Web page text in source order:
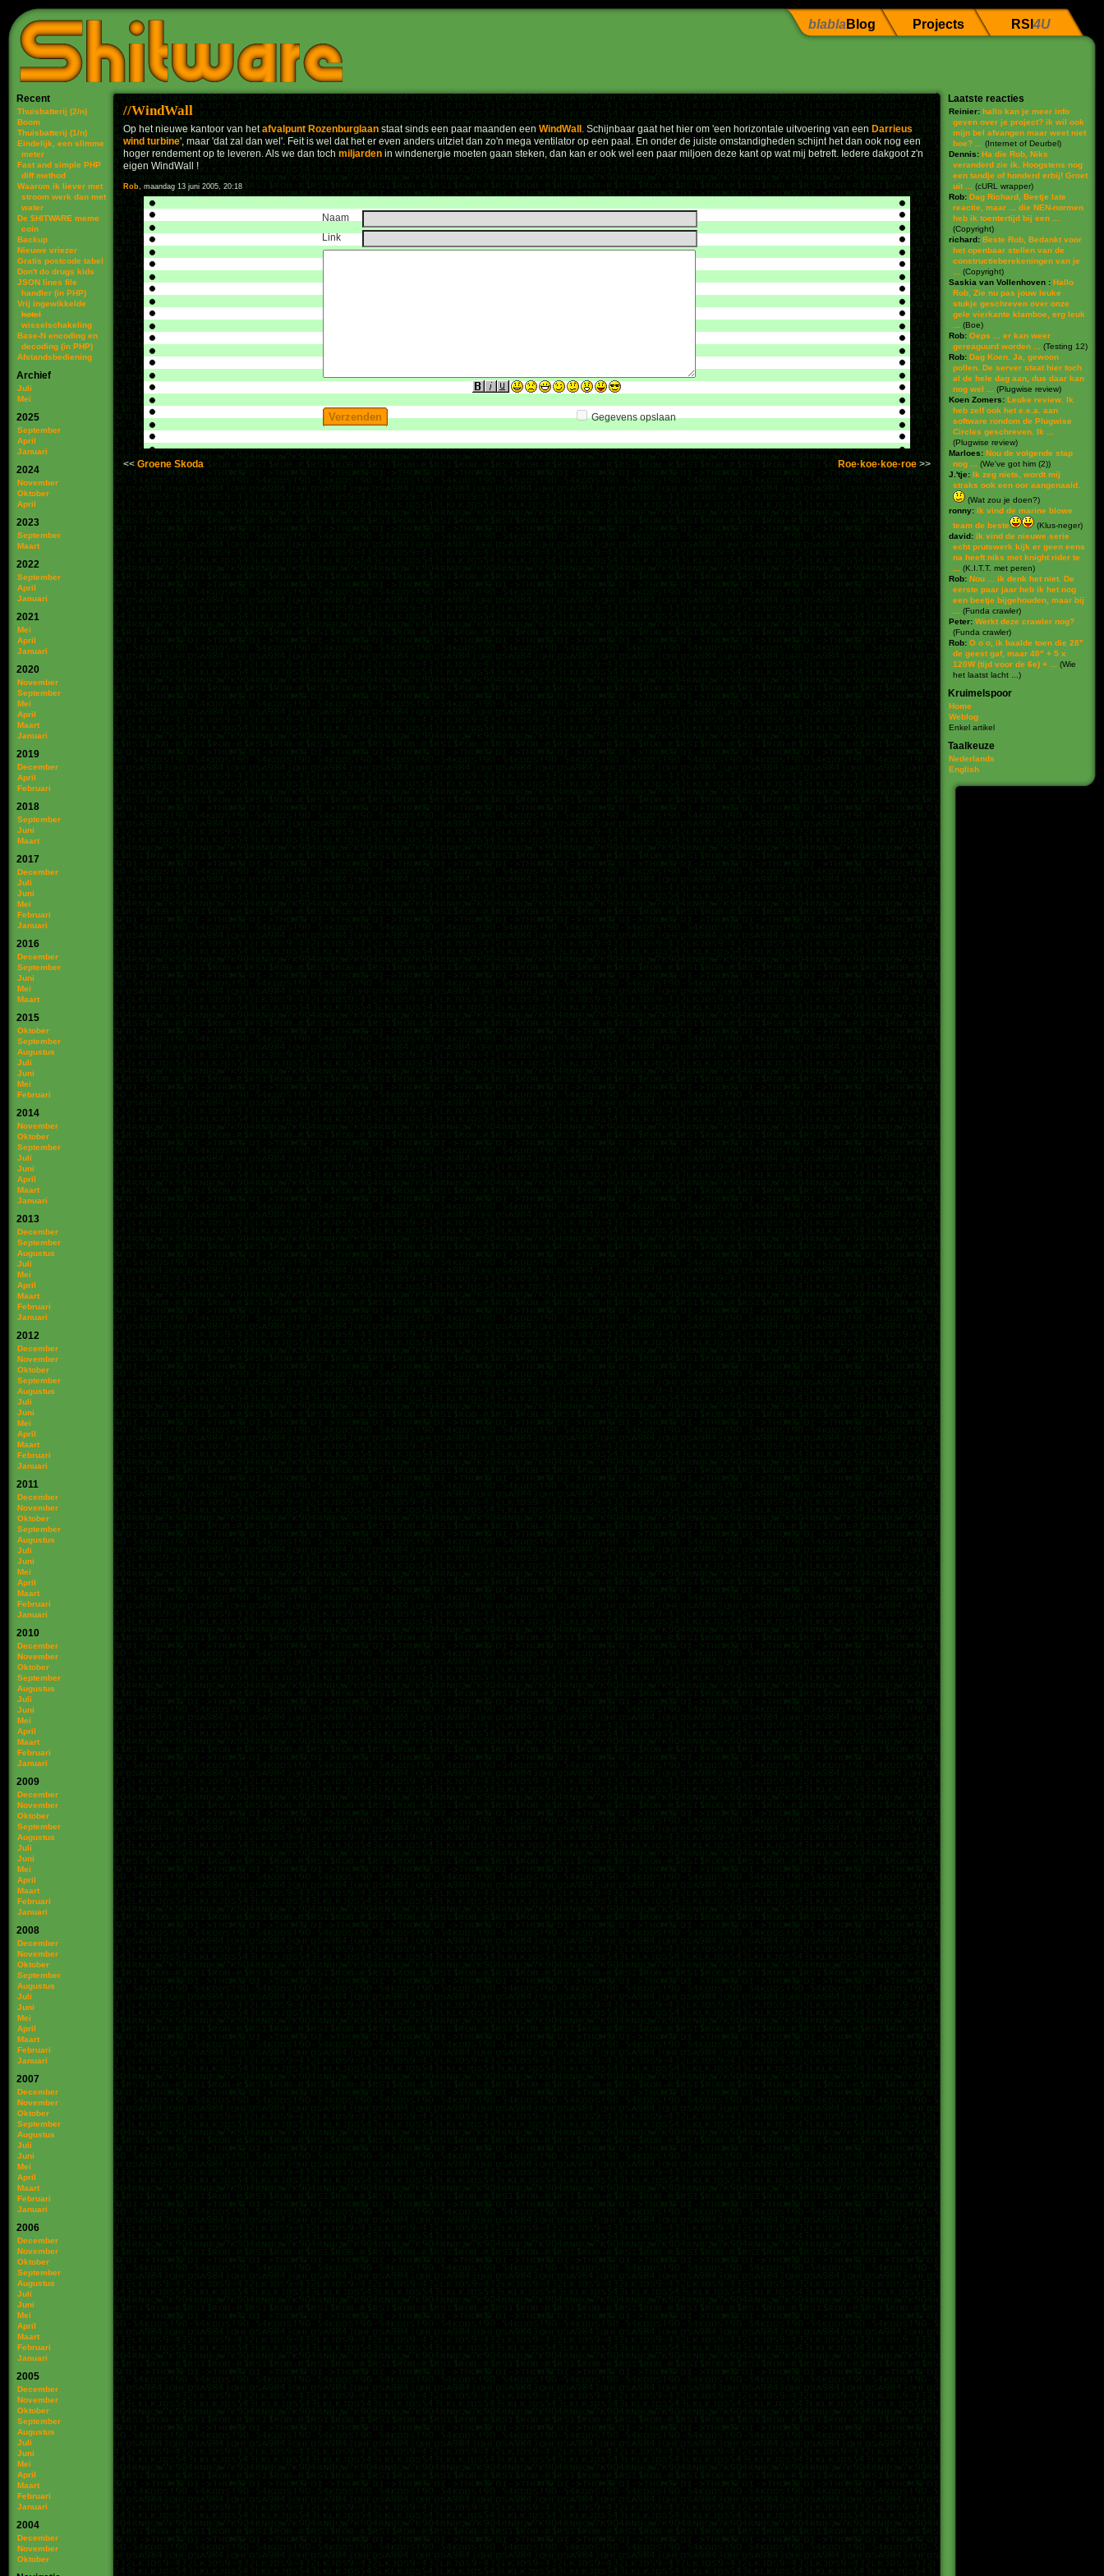
blabla Blog Projects RSI 4U
Recent
Thuisbatterij (2/n)
Boom
Thuisbatterij (1/n)
Eindelijk, een slimme
meter
Fast and simple PHP
diff method
Waarom ik liever met
stroom werk dan met
water
De $HITWARE meme
coin
Backup
Nieuwe vriezer
Gratis postcode tabel
Don't do drugs kids
JSON lines file
handler (in PHP)
Vrij ingewikkelde
hotel
wisselschakeling
Base-N encoding en
decoding (in PHP)
Afstandsbediening
Archief
Juli
Mei
2025
September
April
Januari
2024
November
Oktober
April
2023
September
Maart
2022
September
April
Januari
2021
Mei
April
Januari
2020
November
September
Mei
April
Maart
Januari
2019
December
April
Februari
2018
September
Juni
Maart
2017
December
Juli
Juni
Mei
Februari
Januari
2016
December
September
Juni
Mei
Maart
2015
Oktober
September
Augustus
Juli
Juni
Mei
Februari
2014
November
Oktober
September
Juli
Juni
April
Maart
Januari
2013
December
September
Augustus
Juli
Mei
April
Maart
Februari
Januari
2012
December
November
Oktober
September
Augustus
Juli
Juni
Mei
April
Maart
Februari
Januari
2011
December
November
Oktober
September
Augustus
Juli
Juni
Mei
April
Maart
Februari
Januari
2010
December
November
Oktober
September
Augustus
Juli
Juni
Mei
April
Maart
Februari
Januari
2009
December
November
Oktober
September
Augustus
Juli
Juni
Mei
April
Maart
Februari
Januari
2008
December
November
Oktober
September
Augustus
Juli
Juni
Mei
April
Maart
Februari
Januari
2007
December
November
Oktober
September
Augustus
Juli
Juni
Mei
April
Maart
Februari
Januari
2006
December
November
Oktober
September
Augustus
Juli
Juni
Mei
April
Maart
Februari
Januari
2005
December
November
Oktober
September
Augustus
Juli
Juni
Mei
April
Maart
Februari
Januari
2004
December
November
Oktober
WindWall
Op het nieuwe kantoor van hetafvalpunt Rozenburglaanstaat sinds een paar maanden eenWindWall . Schijnbaar gaat het hier om 'een horizontale uitvoering van een Darrieus
wind turbine', maar 'dat zal dan wel'. Feit is wel dat het er even anders uitziet dan zo'n mega ventilator op een paal. En onder de juiste omstandigheden schijnt het dan ook nog een
hoger rendement op te leveren. Als we dan tochmiljardenin windenergie moeten gaan steken, dan kan er ook wel een paar miljoen deze kant op wat mij betreft. Iedere dakgoot z'n
eigen WindWall !
Rob, maandag 13 juni 2005, 20:18
Naam
Link
Gegevens opslaan
Groene Skoda Roe·koe·koe·roe
Laatste reacties
Reinier: hallo kan je meer info
geven over je project? ik wil ook
mijn bel afvangen maar weet niet
hoe? ...
(Internet of Deurbel)
Dennis: Ha die Rob, Niks
veranderd zie ik. Hoogstens nog
een tandje of honderd erbij! Groet
uit ...
(cURL wrapper)
Rob: Dag Richard, Beetje late
reactie, maar ... die NEN-normen
heb ik toentertijd bij een ...
(Copyright)
richard: Beste Rob, Bedankt voor
het openbaar stellen van de
constructieberekeningen van je
(Copyright)
Saskia van Vollenhoven : Hallo
Rob, Zie nu pas jouw leuke
stukje geschreven over onze
gele vierkante klamboe, erg leuk
(Boe)
Rob: Oeps ... er kan weer
gereaguurd worden ...
(Testing 12)
Rob: Dag Koen. Ja, gewoon
pollen. De server staat hier toch
al de hele dag aan, dus daar kan
nog wel ...
(Plugwise review)
Koen Zomers: Leuke review. Ik
heb zelf ook het e.e.a. aan
software rondom de Plugwise
Circles geschreven. Ik ...
(Plugwise review)
Marloes: Nou de volgende stap
nog ...
(We've got him (2))
J.'tje: Ik zeg niets, wordt mij
straks ook een oor aangenaaid.
(Wat zou je doen?)
ronny: ik vind de marine blowe
team de beste
(Klus-neger)
david: ik vind de nieuwe serie
echt prutswerk kijk er geen eens
na heeft niks met knight rider te
(K.I.T.T. met peren)
Rob: Nou ... ik denk het niet. De
eerste paar jaar heb ik het nog
een beetje bijgehouden, maar bij
(Funda crawler)
Peter: Werkt deze crawler nog?
(Funda crawler)
Rob: O o o, ik baalde toen die 28"
de geest gaf, maar 40" + 5 x
120W (tijd voor de 6e) + ...
(Wie
het laatst lacht ... )
Kruimelspoor
Home
Weblog
Enkel artikel
Taalkeuze
Nederlands
English